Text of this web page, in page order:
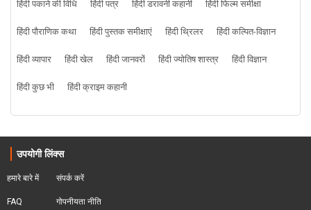
हिंदी पकाने की विधि
हिंदी पत्र हिंदी डरावनी कहानी
हिंदी फिल्म समीक्षा
हिंदी पौराणिक कथा
हिंदी पुस्तक समीक्षाएं हिंदी थ्रिलर
हिंदी कल्पित-विज्ञान
हिंदी व्यापार
हिंदी खेल हिंदी जानवरों हिंदी ज्योतिष शास्त्र
हिंदी विज्ञान
हिंदी कुछ भी
हिंदी क्राइम कहानी
उपयोगी लिंक्स
हमारे बारे में
FAQ
संपर्क करें
गोपनीयता नीति